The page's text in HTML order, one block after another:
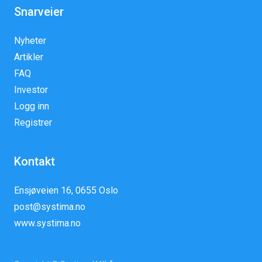
Snarveier
Nyheter
Artikler
FAQ
Investor
Logg inn
Registrer
Kontakt
Ensjøveien 16, 0655 Oslo
post@systima.no
www.systima.no